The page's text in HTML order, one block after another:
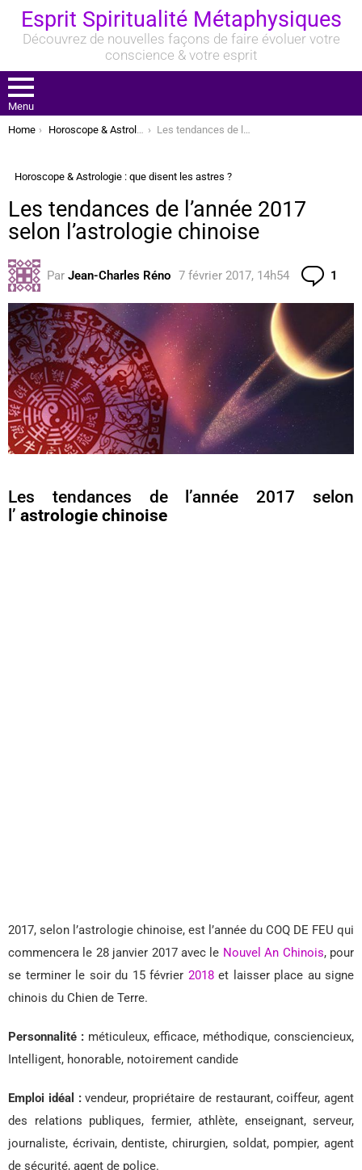
Esprit Spiritualité Métaphysiques
Découvrez de nouvelles façons de faire évoluer votre
conscience & votre esprit
Menu
You are here:
Home Horoscope & Astrologie : que disent les astres ? Les tendances de l’année 2017 selon l’astrologie chinoise
Horoscope & Astrologie : que disent les astres ?
Les tendances de l’année 2017
selon l’astrologie chinoise
Par Jean-Charles Réno 7 février 2017, 14h54 1
Les tendances de l’année 2017 selon
l’ astrologie chinoise
2017, selon l’astrologie chinoise, est l’année du COQ DE FEU qui
commencera le 28 janvier 2017 avec le Nouvel An Chinois, pour
se terminer le soir du 15 février 2018et laisser place au signe
chinois du Chien de Terre.
Personnalité : méticuleux, efficace, méthodique, consciencieux,
Intelligent, honorable, notoirement candide
Emploi idéal :vendeur, propriétaire de restaurant, coiffeur, agent
des relations publiques, fermier, athlète, enseignant, serveur,
journaliste, écrivain, dentiste, chirurgien, soldat, pompier, agent
de sécurité, agent de police.